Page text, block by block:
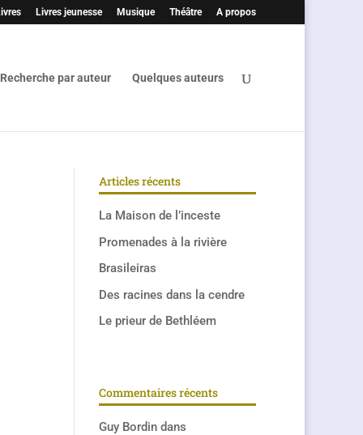
Livres jeunesse Musique Théâtre A propos
Recherche par auteur Quelques auteurs
Articles récents
La Maison de l’inceste
Promenades à la rivière
Brasileiras
Des racines dans la cendre
Le prieur de Bethléem
Commentaires récents
Guy Bordindans